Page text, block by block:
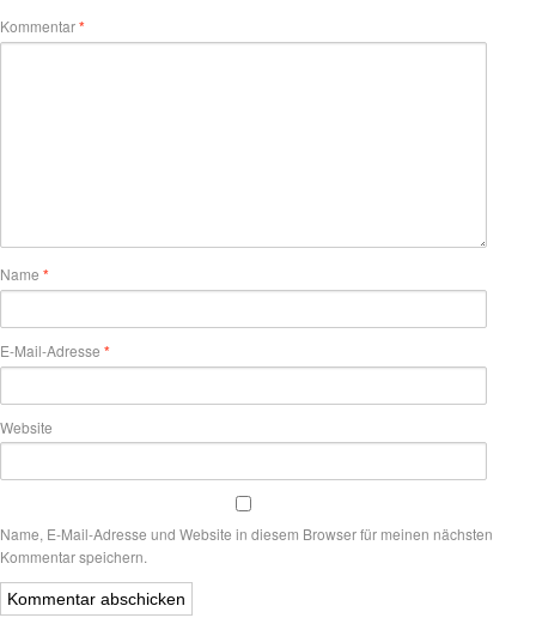
Kommentar*
Name *
E-Mail-Adresse *
Website
Name, E-Mail-Adresse und Website in diesem Browser für meinen nächsten
Kommentar speichern.